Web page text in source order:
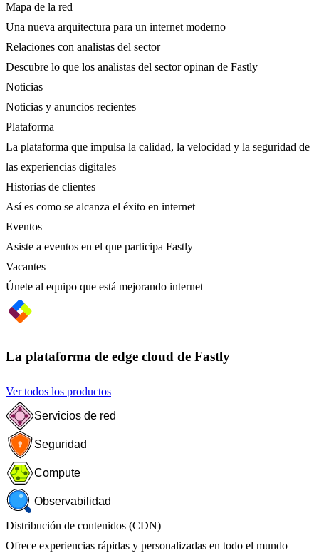
Mapa de la red
Una nueva arquitectura para un internet moderno
Relaciones con analistas del sector
Descubre lo que los analistas del sector opinan de Fastly
Noticias
Noticias y anuncios recientes
Plataforma
La plataforma que impulsa la calidad, la velocidad y la seguridad de
las experiencias digitales
Historias de clientes
Así es como se alcanza el éxito en internet
Eventos
Asiste a eventos en el que participa Fastly
Vacantes
Únete al equipo que está mejorando internet
La plataforma de edge cloud de Fastly
Ver todos los productos
Servicios de red
Seguridad
Compute
Observabilidad
Distribución de contenidos (CDN)
Ofrece experiencias rápidas y personalizadas en todo el mundo